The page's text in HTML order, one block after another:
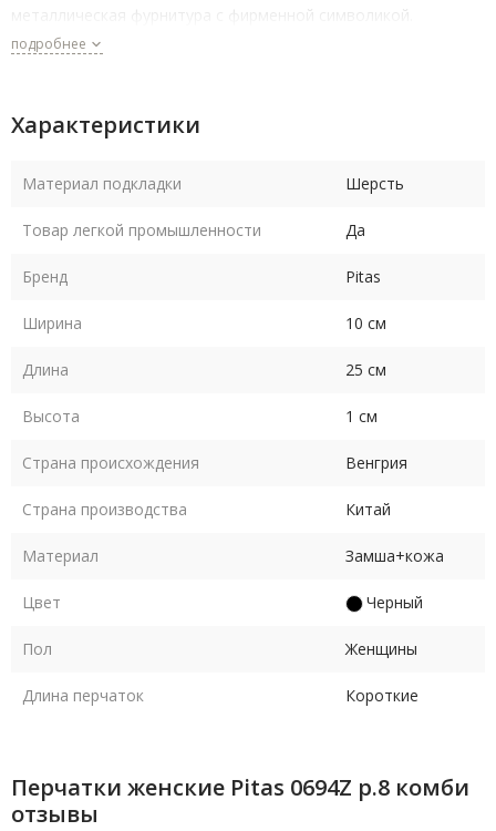
металлическая фурнитура с фирменной символикой.
подробнее
Характеристики
Материал подкладки Шерсть
Товар легкой промышленности Да
Бренд Pitas
Ширина 10 см
Длина 25 см
Высота 1 см
Страна происхождения Венгрия
Страна производства Китай
Материал Замша+кожа
Цвет Черный
Пол Женщины
Длина перчаток Короткие
Перчатки женские Pitas 0694Z р.8 комби
отзывы